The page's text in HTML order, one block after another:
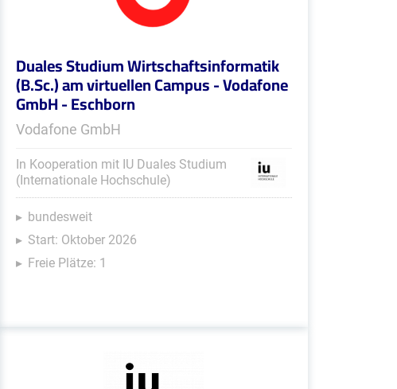
Duales Studium Wirtschaftsinformatik
(B.Sc.) am virtuellen Campus - Vodafone
GmbH - Eschborn
Vodafone GmbH
In Kooperation mit IU Duales Studium
(Internationale Hochschule)
bundesweit
Start: Oktober 2026
Freie Plätze: 1